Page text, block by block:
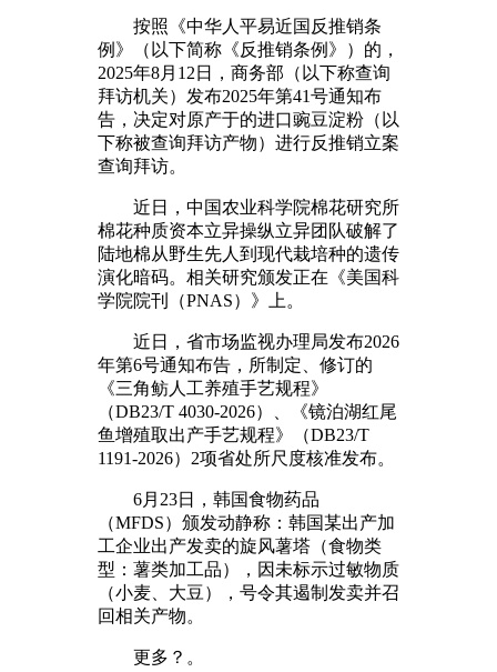
按照《中华人平易近国反推销条
例》（以下简称《反推销条例》）的，
2025年8月12日，商务部（以下称查询
拜访机关）发布2025年第41号通知布
告，决定对原产于的进口豌豆淀粉（以
下称被查询拜访产物）进行反推销立案
查询拜访。
近日，中国农业科学院棉花研究所
棉花种质资本立异操纵立异团队破解了
陆地棉从野生先人到现代栽培种的遗传
演化暗码。相关研究颁发正在《美国科
学院院刊（PNAS）》上。
近日，省市场监视办理局发布2026
年第6号通知布告，所制定、修订的
《三角鲂人工养殖手艺规程》
（DB23/T 4030-2026）、《镜泊湖红尾
鱼增殖取出产手艺规程》（DB23/T
1191-2026）2项省处所尺度核准发布。
6月23日，韩国食物药品
（MFDS）颁发动静称：韩国某出产加
工企业出产发卖的旋风薯塔（食物类
型：薯类加工品），因未标示过敏物质
（小麦、大豆），号令其遏制发卖并召
回相关产物。
更多？。